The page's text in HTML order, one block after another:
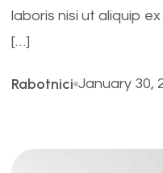
laboris nisi ut aliquip
[…]
Rabotnici January 30,